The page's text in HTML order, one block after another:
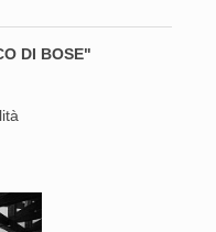
DI BOSE"